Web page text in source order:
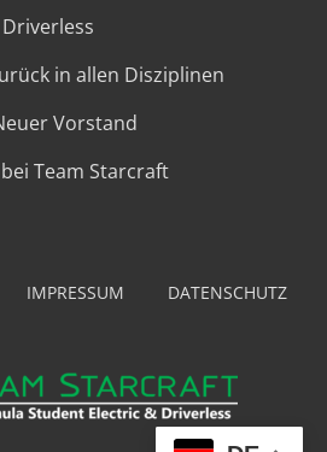
Driverless
in allen Disziplinen
Vorstand
Team Starcraft
IMPRESSUM DATENSCHUTZ